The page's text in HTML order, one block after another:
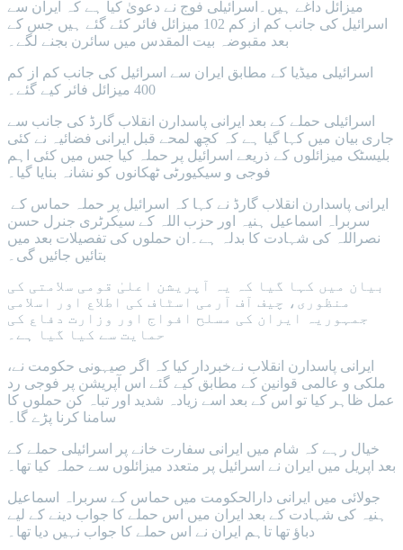
میزائل داغے ہیں۔اسرائیلی فوج نے دعویٰ کیا ہے کہ ایران سے
اسرائیل کی جانب کم از کم 102 میزائل فائر کئے گئے ہیں جس کے
بعد مقبوضہ بیت المقدس میں سائرن بجنے لگے۔
اسرائیلی میڈیا کے مطابق ایران سے اسرائیل کی جانب کم از کم
400 میزائل فائر کیے گئے۔
اسرائیلی حملے کے بعد ایرانی پاسدارن انقلاب گارڈ کی جانب سے
جاری بیان میں کہا گیا ہے کہ کچھ لمحے قبل ایرانی فضائیہ نے کئی
بلیسٹک میزائلوں کے ذریعے اسرائیل پر حملہ کیا جس میں کئی اہم
فوجی و سیکیورٹی ٹھکانوں کو نشانہ بنایا گیا۔
سربراہ اسماعیل ہنیہ اور حزب اللہ کے سیکرٹری جنرل حسن
نصراللہ کی شہادت کا بدلہ ہے۔ان حملوں کی تفصیلات بعد میں
بتائیں جائیں گی۔
بیان میں کہا گیا کہ یہ آپریشن اعلیٰ قومی سلامتی کی
منظوری، چیف آف آرمی اسٹاف کی اطلاع اور اسلامی
جمہوریہ ایران کی مسلح افواج اور وزارت دفاع کی
حمایت سے کیا گيا ہے۔
ایرانی پاسدارن انقلاب نےخبردار کیا کہ اگر صیہونی حکومت نے،
ملکی و عالمی قوانین کے مطابق کیے گئے اس آپریشن پر فوجی رد
عمل ظاہر کیا تو اس کے بعد اسے زيادہ شدید اور تباہ کن حملوں کا
سامنا کرنا پڑے گا۔
خیال رہے کہ شام میں ایرانی سفارت خانے پر اسرائیلی حملے کے
بعد اپریل میں ایران نے اسرائیل پر متعدد میزائلوں سے حملہ کیا تھا۔
جولائی میں ایرانی دارالحکومت میں حماس کے سربراہ اسماعیل
ہنیہ کی شہادت کے بعد ایران میں اس حملے کا جواب دینے کے لیے
دباؤ تھا تاہم ایران نے اس حملے کا جواب نہیں دیا تھا۔